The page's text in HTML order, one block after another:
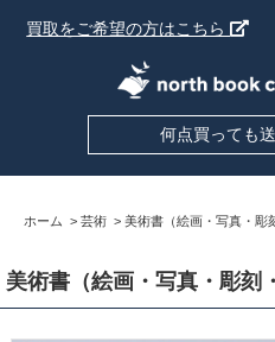
買取をご希望の方はこちら
何点買っても
ホーム > 芸術 > 美術書（絵画・写真・彫
美術書（絵画・写真・彫刻